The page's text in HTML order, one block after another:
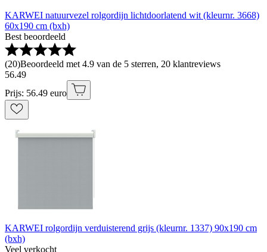
KARWEI natuurvezel rolgordijn lichtdoorlatend wit (kleurnr. 3668)
60x190 cm (bxh)
Best beoordeeld
(20)Beoordeeld met 4.9 van de 5 sterren, 20 klantreviews
56.49
Prijs: 56.49 euro
KARWEI rolgordijn verduisterend grijs (kleurnr. 1337) 90x190 cm
(bxh)
Veel verkocht